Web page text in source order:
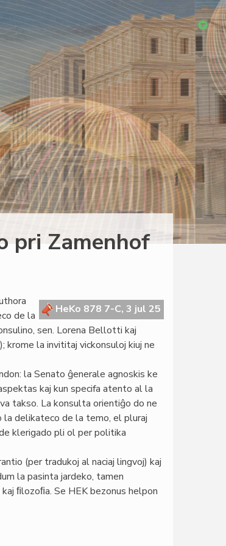
pri Zamenhof
HeKo 878 7-C, 3 jul 25
de la
sen. Lorena Bellotti kaj
krome la invititaj vickonsuloj kiuj ne
la Senato ĝenerale agnoskis ke
kaj kun specifa atento al la
takso. La konsulta orientiĝo do ne
la delikateco de la temo, el pluraj
klerigado pli ol per politika
(per tradukoj al naciaj lingvoj) kaj
la pasinta jardeko, tamen
ﬁlozoﬁa. Se HEK bezonus helpon